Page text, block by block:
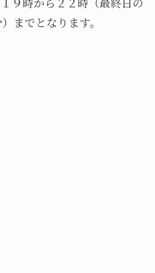
までとなります。